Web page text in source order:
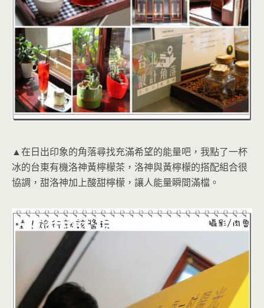
▲在日出印象的角落尋找充滿希望的能量吧，我點了一杯
冰的台東有機洛神黃檸檬茶，洛神與黃檸檬的搭配組合很
協調，甜洛神加上酸甜檸檬，讓人能量瞬間滿檔。